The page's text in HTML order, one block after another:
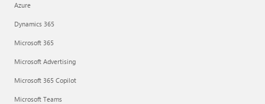
Azure
Dynamics 365
Microsoft 365
Microsoft Advertising
Microsoft 365 Copilot
Microsoft Teams